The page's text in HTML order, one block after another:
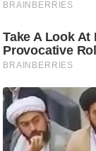
ले
न
शि
रा
ज
नी